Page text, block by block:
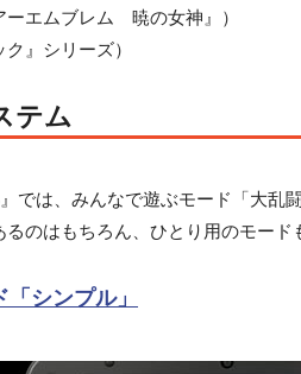
ーエムブレム 暁の女神』）
ク』シリーズ）
テム
』では、みんなで遊ぶモード「大乱
のはもちろん、ひとり用のモード
シンプル」